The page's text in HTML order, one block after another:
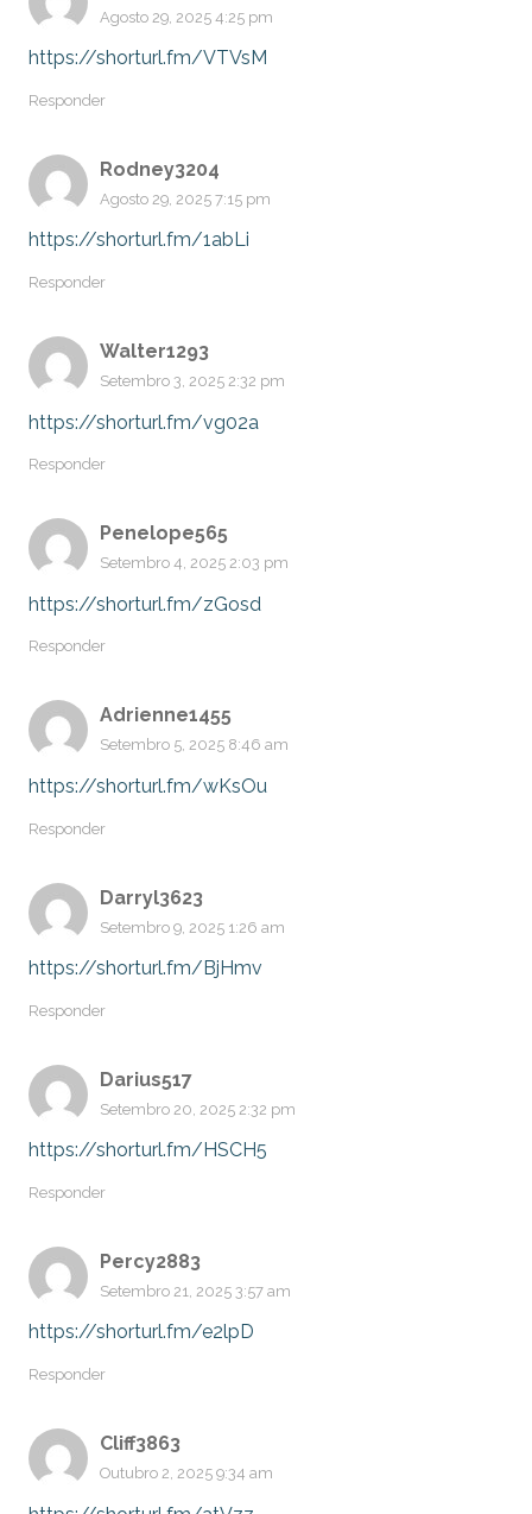
Agosto 29, 2025 4:25 pm
https://shorturl.fm/VTVsM
Responder
Rodney3204
Agosto 29, 2025 7:15 pm
https://shorturl.fm/1abLi
Responder
Walter1293
Setembro 3, 2025 2:32 pm
https://shorturl.fm/vg02a
Responder
Penelope565
Setembro 4, 2025 2:03 pm
https://shorturl.fm/zGosd
Responder
Adrienne1455
Setembro 5, 2025 8:46 am
https://shorturl.fm/wKsOu
Responder
Darryl3623
Setembro 9, 2025 1:26 am
https://shorturl.fm/BjHmv
Responder
Darius517
Setembro 20, 2025 2:32 pm
https://shorturl.fm/HSCH5
Responder
Percy2883
Setembro 21, 2025 3:57 am
https://shorturl.fm/e2lpD
Responder
Cliff3863
Outubro 2, 2025 9:34 am